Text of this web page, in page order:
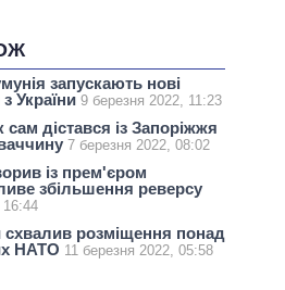
запускають нові
України 9 березня 2022, 11:23
сам дістався із Запоріжжя
7 березня 2022, 08:02
із прем'єром
збільшення реверсу
розміщення понад
НАТО 11 березня 2022, 05:58